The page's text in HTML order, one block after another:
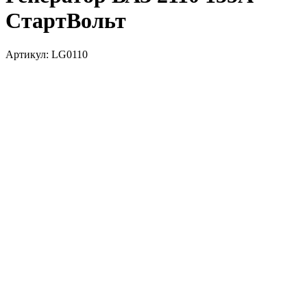
СтартВольт
Артикул: LG0110